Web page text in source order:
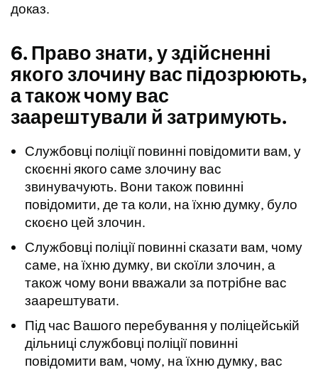
доказ.
6. Право знати, у здійсненні
якого злочину вас підозрюють,
а також чому вас
заарештували й затримують.
Службовці поліції повинні повідомити вам, у
скоєнні якого саме злочину вас
звинувачують. Вони також повинні
повідомити, де та коли, на їхню думку, було
скоєно цей злочин.
Службовці поліції повинні сказати вам, чому
саме, на їхню думку, ви скоїли злочин, а
також чому вони вважали за потрібне вас
заарештувати.
Під час Вашого перебування у поліцейській
дільниці службовці поліції повинні
повідомити вам, чому, на їхню думку, вас